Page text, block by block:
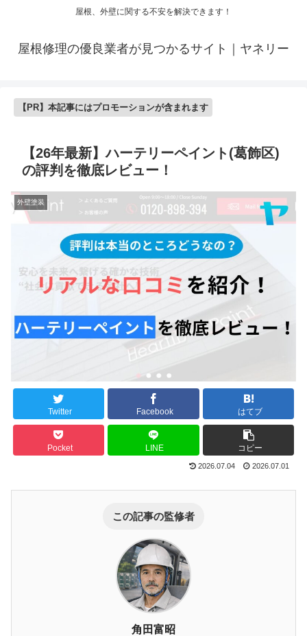
屋根、外壁に関する不安を解決できます！
屋根修理の優良業者が見つかるサイト｜ヤネリー
【PR】本記事にはプロモーションが含まれます
【26年最新】ハーテリーペイント(葛飾区)
の評判を徹底レビュー！
外壁塗装
Twitter Facebook はてブ
Pocket LINE コピー
2026.07.04 2026.07.01
この記事の監修者
角田富昭